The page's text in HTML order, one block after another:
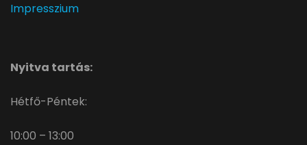
Impresszium
Nyitva tartás:
Hétfő-Péntek:
10:00 – 13:00